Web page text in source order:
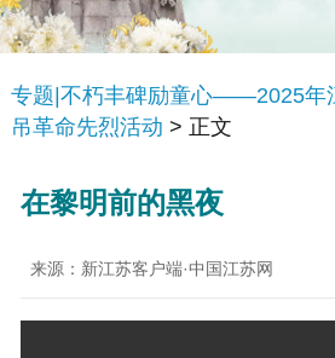
专题|不朽丰碑励童心——2025年
吊革命先烈活动 > 正文
在黎明前的黑夜
来源：新江苏客户端·中国江苏网